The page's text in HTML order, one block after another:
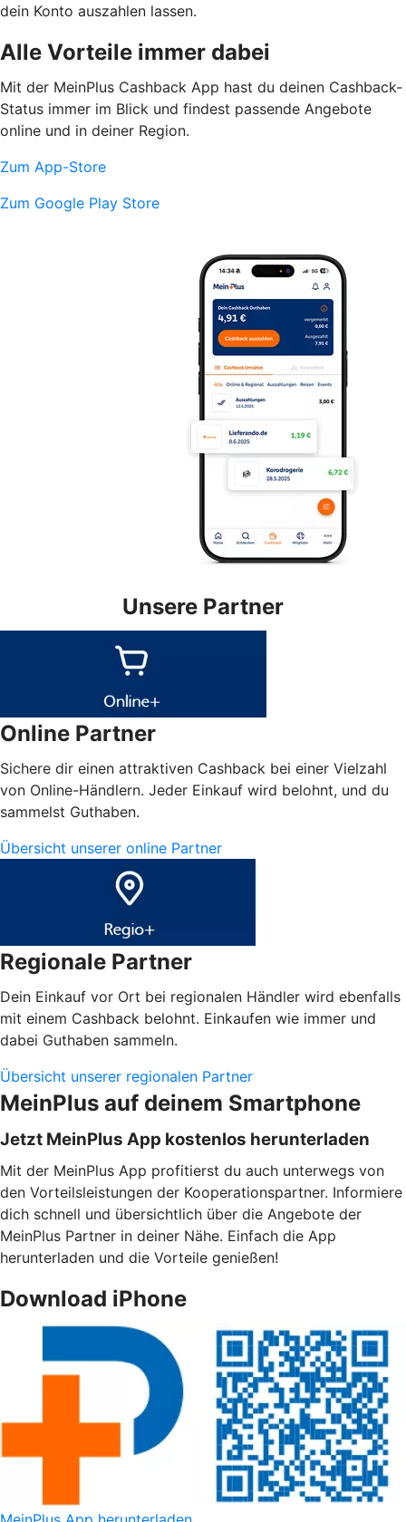
dein Konto auszahlen lassen.
Alle Vorteile immer dabei
Mit der MeinPlus Cashback App hast du deinen Cashback-
Status immer im Blick und findest passende Angebote
online und in deiner Region.
Zum App-Store
Zum Google Play Store
Unsere Partner
Online Partner
Sichere dir einen attraktiven Cashback bei einer Vielzahl
von Online-Händlern. Jeder Einkauf wird belohnt, und du
sammelst Guthaben.
Übersicht unserer online Partner
Regionale Partner
Dein Einkauf vor Ort bei regionalen Händler wird ebenfalls
mit einem Cashback belohnt. Einkaufen wie immer und
dabei Guthaben sammeln.
Übersicht unserer regionalen Partner
MeinPlus auf deinem Smartphone
Jetzt MeinPlus App kostenlos herunterladen
Mit der MeinPlus App profitierst du auch unterwegs von
den Vorteilsleistungen der Kooperationspartner. Informiere
dich schnell und übersichtlich über die Angebote der
MeinPlus Partner in deiner Nähe. Einfach die App
herunterladen und die Vorteile genießen!
Download iPhone